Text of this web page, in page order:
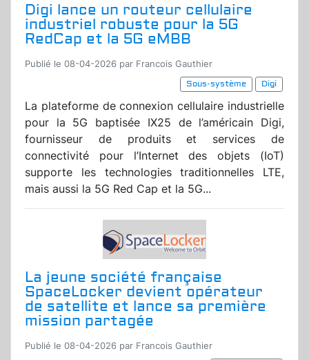
Digi lance un routeur cellulaire
industriel robuste pour la 5G
RedCap et la 5G eMBB
Publié le 08-04-2026 par Francois Gauthier
Sous-système
Digi
La plateforme de connexion cellulaire industrielle
pour la 5G baptisée IX25 de l’américain Digi,
fournisseur de produits et services de
connectivité pour l’Internet des objets (IoT)
supporte les technologies traditionnelles LTE,
mais aussi la 5G Red Cap et la 5G...
La jeune société française
SpaceLocker devient opérateur
de satellite et lance sa première
mission partagée
Publié le 08-04-2026 par Francois Gauthier